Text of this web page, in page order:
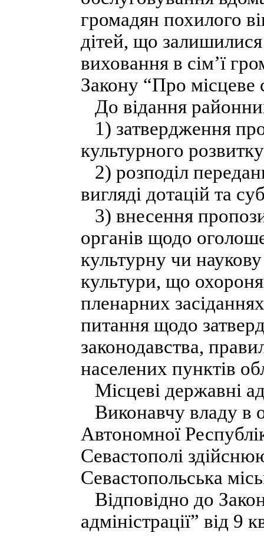
громадян похилого
дітей, що
виховання в сім’ї
Закону “Про місцеве
До відання
1) затвердження
культурного
2) розподіл
вигляді дотацій та
3) внесення
органів щодо
культурну чи наукову
культури, що
пленарних
питання щодо
законодавства,
населених пунктів
Місцеві державні
Виконавчу владу в
Автономної
Севастополі
Севастопольська
Відповідно до
адміністрації” від 9